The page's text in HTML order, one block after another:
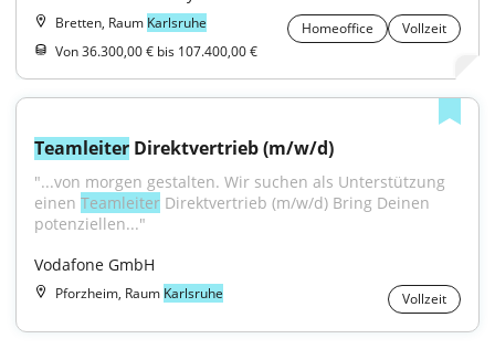
Bretten, Raum Karlsruhe Homeoffice
Vollzeit
Von 36.300,00 € bis 107.400,00 €
Teamleiter Direktvertrieb (m/w/d)
"...von morgen gestalten. Wir suchen als Unterstützung
einen Teamleiter Direktvertrieb (m/w/d) Bring Deinen
potenziellen..."
Vodafone GmbH
Pforzheim, Raum Karlsruhe Vollzeit